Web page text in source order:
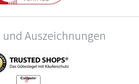
Auszeichnungen